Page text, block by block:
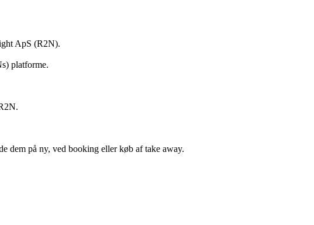
ApS (R2N).
platforme.
dem på ny, ved booking eller køb af take away.